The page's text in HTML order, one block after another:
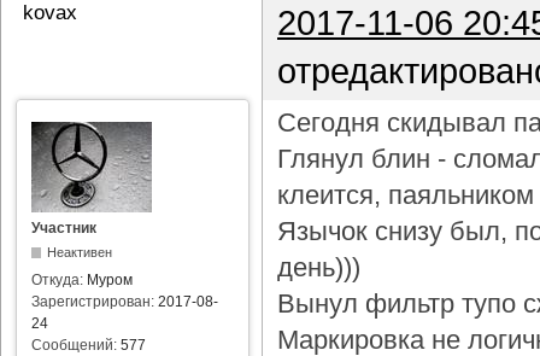
kovax
2017-11-06
Участник
Неактивен
Откуда: Муром
Зарегистрирован: 2017-08-
24
Сообщений: 577
Сегодня скидывал
Глянул блин -
клеится,
Язычок снизу был,
день)))
Вынул фильтр тупо
Маркировка не